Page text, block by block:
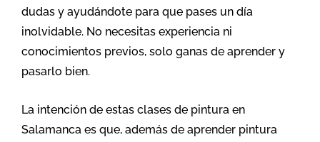
dudas y ayudándote para que pases un día
inolvidable. No necesitas experiencia ni
conocimientos previos, solo ganas de aprender y
pasarlo bien.
La intención de estas clases de pintura en
Salamanca es que, además de aprender pintura